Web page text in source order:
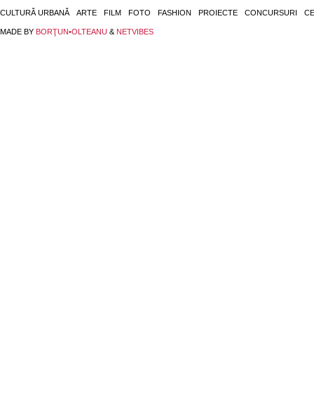
CULTURĂ URBANĂ ARTE FILM FOTO FASHION PROIECTE CONCURSURI
MADE BY BORŢUN•OLTEANU & NETVIBES